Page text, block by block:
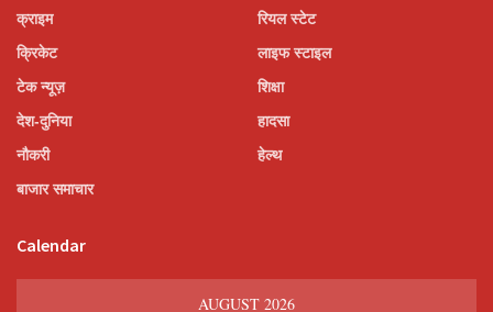
क्राइम
क्रिकेट
टेक न्यूज़
देश-दुनिया
नौकरी
बाजार समाचार
रियल स्टेट
लाइफ स्टाइल
शिक्षा
हादसा
हेल्थ
Calendar
AUGUST 2026